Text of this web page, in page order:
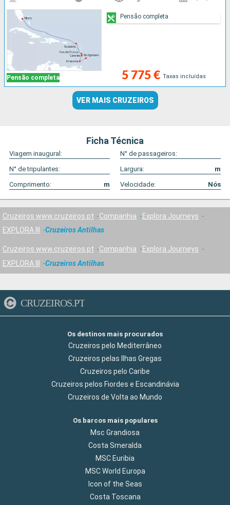
Pensão completa 5 775 € Taxas incluídas
Pensão completa
VER MAIS CRUZEIROS
Ficha Técnica
Viagem inaugural:
N° de passageiros:
N° de tripulantes:
Largura:
m
Comprimento:
m Velocidade: Nós
Cruzeiros www.cruzeiros.pt Companhia
Explora Journeys
EXPLORA III
Cruzeiros Antilhas
Cruzeiros www.cruzeiros.pt Companhia
Explora Journeys
EXPLORA III
Cruzeiros Antilhas
CRUZEIROS.PT
Os destinos mais procurados
Cruzeiros pelo Mediterrâneo
Cruzeiros pelas Ilhas Gregas
Cruzeiros pelo Caribe
Cruzeiros pelos Fiordes e Escandinávia
Cruzeiros de Volta ao Mundo
Os barcos mais populares
Msc Grandiosa
Costa Smeralda
MSC Euribia
MSC World Europa
Icon of the Seas
Costa Toscana